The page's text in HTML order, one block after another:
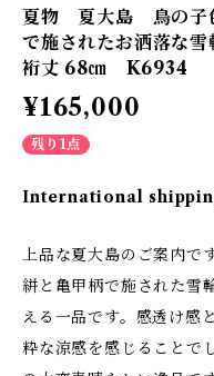
夏物 夏大島 鳥の子
で施されたお洒落な
裄丈 68㎝ K6934
¥165,000
残り1点
International
上品な夏大島のご案内で
絣と亀甲柄で施された雪
える一品です。感透け感
粋な涼感を感じることで